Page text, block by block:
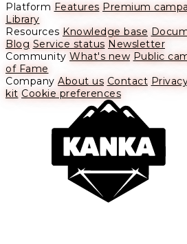
Platform Features Premium
Library
Resources Knowledge base
Blog Service status Newsletter
Community What's new Public
of Fame
Company About us Contact
kit Cookie preferences